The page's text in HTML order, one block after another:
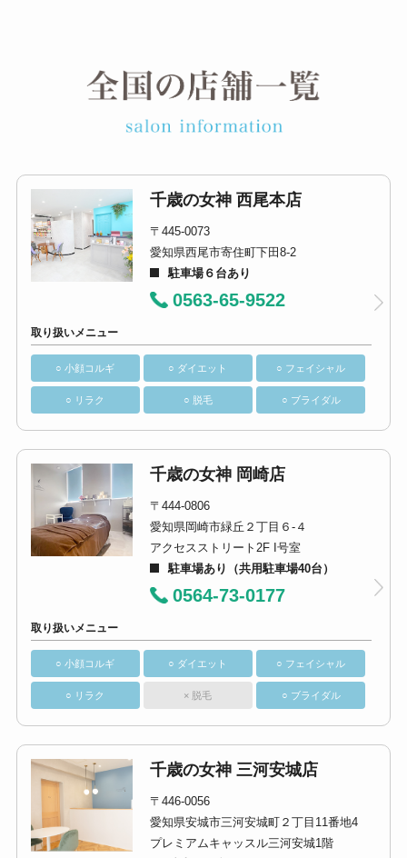
千歳の女神 西尾本店
〒445-0073
愛知県西尾市寄住町下田8-2
駐車場６台あり
0563-65-9522
取り扱いメニュー
○ 小顔コルギ ○ ダイエット ○ フェイシャル
○ リラク ○ 脱毛 ○ ブライダル
千歳の女神 岡崎店
〒444-0806
愛知県岡崎市緑丘２丁目６-４
アクセスストリート2F I号室
駐車場あり（共用駐車場40台）
0564-73-0177
取り扱いメニュー
○ 小顔コルギ ○ ダイエット ○ フェイシャル
○ リラク × 脱毛 ○ ブライダル
千歳の女神 三河安城店
〒446-0056
愛知県安城市三河安城町２丁目11番地4
プレミアムキャッスル三河安城1階